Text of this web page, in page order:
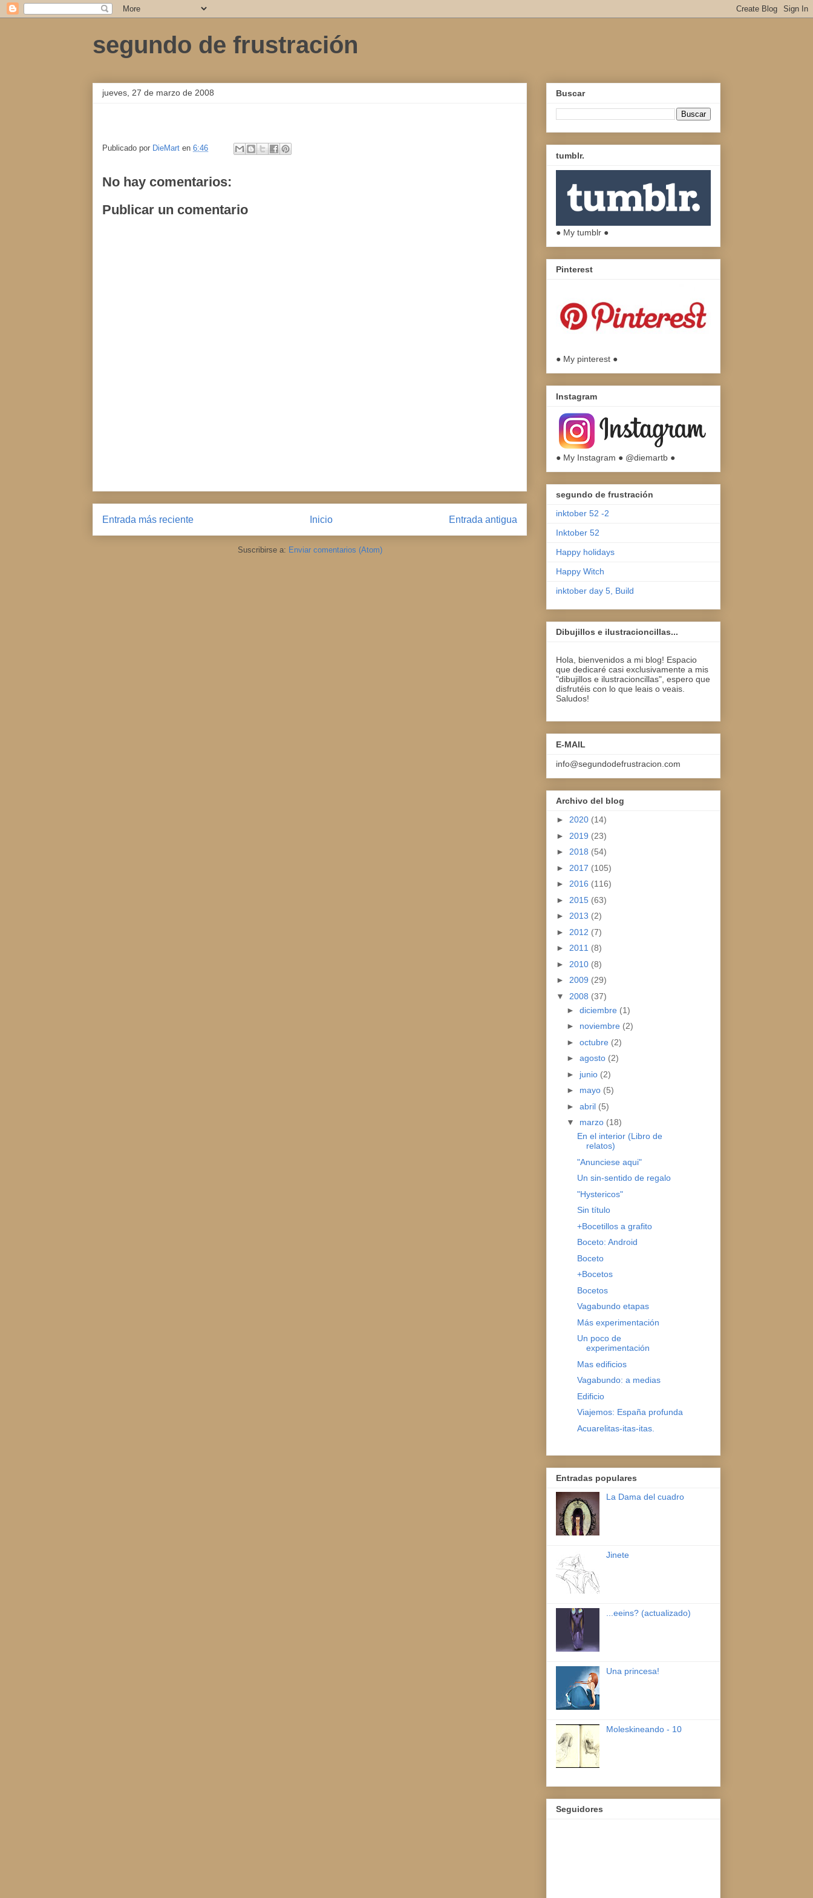
segundo de frustración
jueves, 27 de marzo de 2008
Publicado por DieMart en 6:46
No hay comentarios:
Publicar un comentario
Entrada más reciente Entrada antigua
Inicio
Suscribirse a: Enviar comentarios (Atom)
Buscar
tumblr.
● My tumblr ●
Pinterest
● My pinterest ●
Instagram
● My Instagram ● @diemartb ●
segundo de frustración
inktober 52 -2
Inktober 52
Happy holidays
Happy Witch
inktober day 5, Build
Dibujillos e ilustracioncillas...
Hola, bienvenidos a mi blog! Espacio
que dedicaré casi exclusivamente a mis
"dibujillos e ilustracioncillas", espero que
disfrutéis con lo que leais o veais.
Saludos!
E-MAIL
info@segundodefrustracion.com
Archivo del blog
► 2020 (14)
► 2019 (23)
► 2018 (54)
► 2017 (105)
► 2016 (116)
► 2015 (63)
► 2013 (2)
► 2012 (7)
► 2011 (8)
► 2010 (8)
► 2009 (29)
▼ 2008 (37)
► diciembre (1)
► noviembre (2)
► octubre (2)
► agosto (2)
► junio (2)
► mayo (5)
► abril (5)
▼ marzo (18)
En el interior (Libro de
relatos)
"Anunciese aqui"
Un sin-sentido de regalo
"Hystericos"
Sin título
+Bocetillos a grafito
Boceto: Android
Boceto
+Bocetos
Bocetos
Vagabundo etapas
Más experimentación
Un poco de
experimentación
Mas edificios
Vagabundo: a medias
Edificio
Viajemos: España profunda
Acuarelitas-itas-itas.
Entradas populares
La Dama del cuadro
Jinete
...eeins? (actualizado)
Una princesa!
Moleskineando - 10
Seguidores